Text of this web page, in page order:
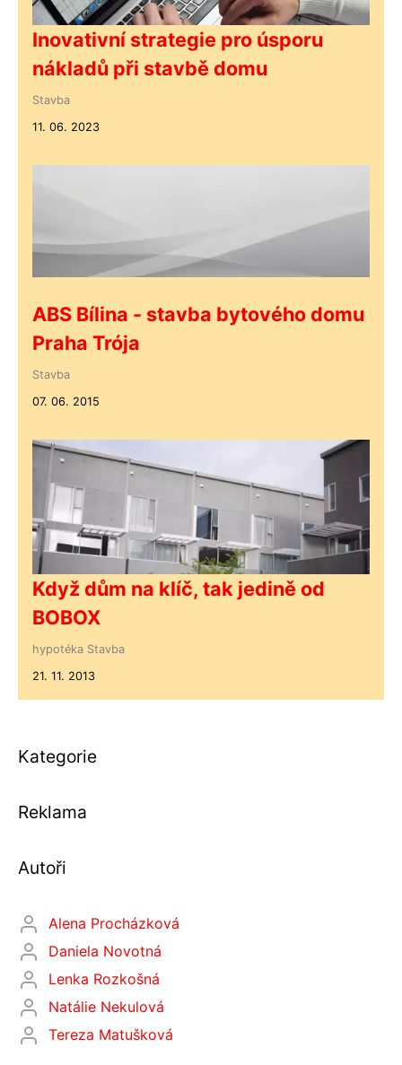
Inovativní strategie pro úsporu
nákladů při stavbě domu
Stavba
11. 06. 2023
ABS Bílina - stavba bytového domu
Praha Trója
Stavba
07. 06. 2015
Když dům na klíč, tak jedině od
BOBOX
hypotéka Stavba
21. 11. 2013
Kategorie
Reklama
Autoři
Alena Procházková
Daniela Novotná
Lenka Rozkošná
Natálie Nekulová
Tereza Matušková